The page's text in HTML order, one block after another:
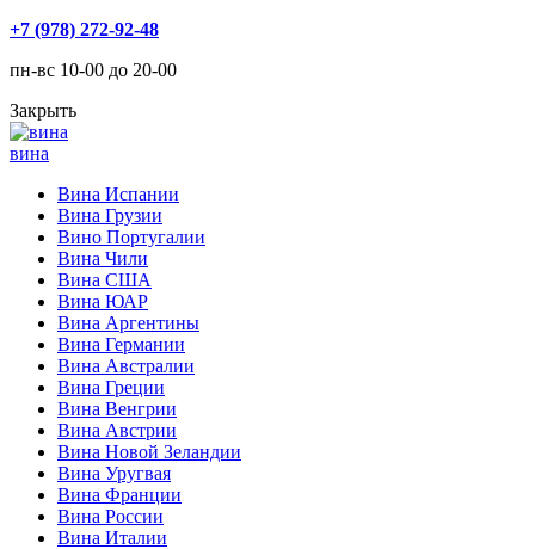
+7 (978) 272-92-48
пн-вс 10-00 до 20-00
Закрыть
вина
Вина Испании
Вина Грузии
Вино Португалии
Вина Чили
Вина США
Вина ЮАР
Вина Аргентины
Вина Германии
Вина Австралии
Вина Греции
Вина Венгрии
Вина Австрии
Вина Новой Зеландии
Вина Уругвая
Вина Франции
Вина России
Вина Италии